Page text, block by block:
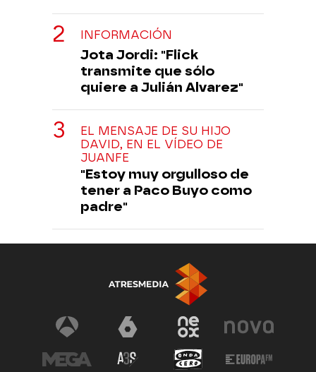
INFORMACIÓN
Jota Jordi: "Flick
transmite que sólo
quiere a Julián Alvarez"
EL MENSAJE DE SU HIJO
DAVID, EN EL VÍDEO DE
JUANFE
"Estoy muy orgulloso de
tener a Paco Buyo como
padre"